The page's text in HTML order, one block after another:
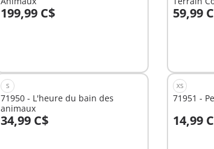
199,99 C$ 59,99
S
71950 - L'heure du bain des
animaux
34,99 C$
XS
71951 -
14,99